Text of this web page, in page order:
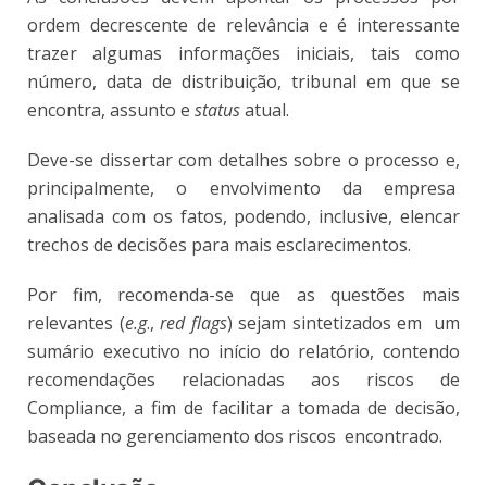
ordem decrescente de relevância e é interessante
trazer algumas informações iniciais, tais como
número, data de distribuição, tribunal em que se
encontra, assunto e statusatual.
Deve-se dissertar com detalhes sobre o processo e,
principalmente, o envolvimento da empresa
analisada com os fatos, podendo, inclusive, elencar
trechos de decisões para mais esclarecimentos.
Por fim, recomenda-se que as questões mais
relevantes (e.g., red flags) sejam sintetizados em um
sumário executivo no início do relatório, contendo
recomendações relacionadas aos riscos de
Compliance, a fim de facilitar a tomada de decisão,
baseada no gerenciamento dos riscos encontrado.